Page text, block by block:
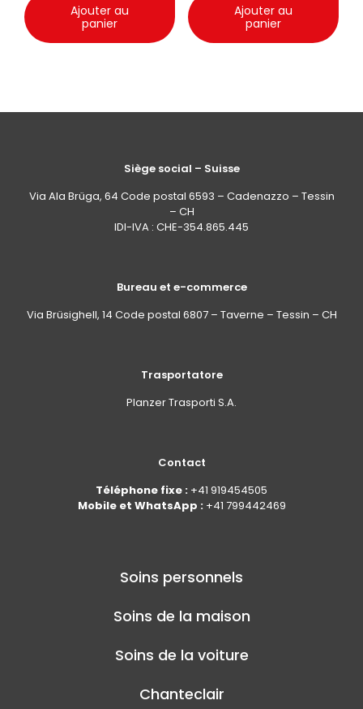
Ajouter au
panier
Ajouter au
panier
Siège social – Suisse
Via Ala Brüga, 64 Code postal 6593 – Cadenazzo – Tessin
– CH
IDI-IVA : CHE-354.865.445
Bureau et e-commerce
Via Brüsighell, 14 Code postal 6807 – Taverne – Tessin – CH
Trasportatore
Planzer Trasporti S.A.
Contact
Téléphone fixe : +41 919454505
Mobile et WhatsApp : +41 799442469
Soins personnels
Soins de la maison
Soins de la voiture
Chanteclair